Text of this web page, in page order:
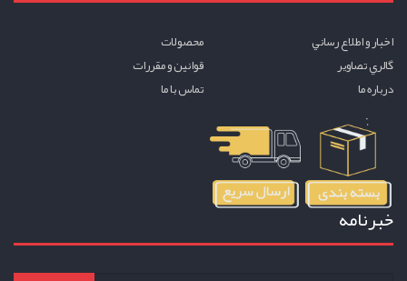
اخبار و اطلاع رساني
محصولات
گالري تصاوير
قوانين و مقررات
درباره ما
تماس با ما
خبرنامه